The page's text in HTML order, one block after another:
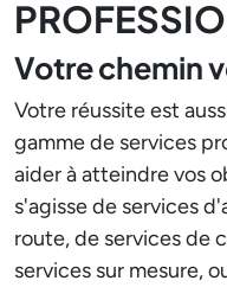
Votre chemin
Votre réussite est
gamme de services
aider à atteindre vos
s'agisse de services
route, de services de
services sur mesure,